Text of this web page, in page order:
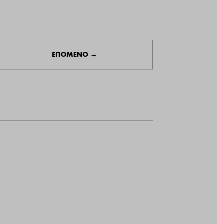
ΕΠΟΜΕΝΟ →